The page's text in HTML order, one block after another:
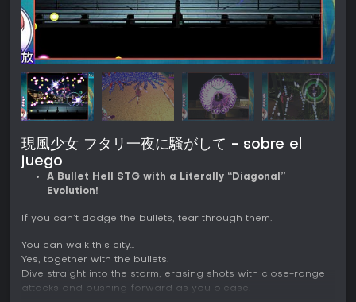
現風少女 フタリ一夜に騒がして - sobre el
juego
A Bullet Hell STG with a Literally “Diagonal”
Evolution!
If you can’t dodge the bullets, tear through them.
You can walk this city…
Yes, together with the bullets.
Dive straight into the storm, erasing shots with close-range
attacks and pushing forward as you please.